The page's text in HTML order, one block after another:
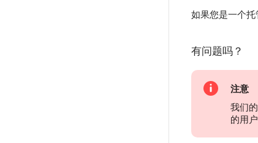
如果您是一个
有问题吗？
注意
我们
的用